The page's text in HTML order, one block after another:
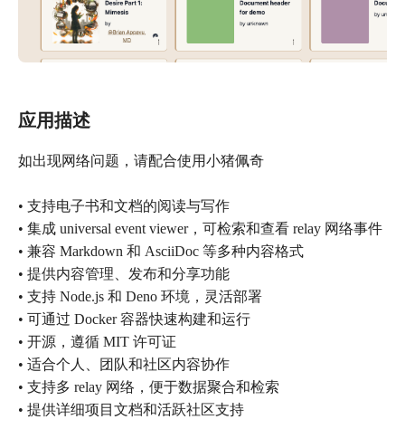
应用描述
如出现网络问题，请配合使用小猪佩奇
• 支持电子书和文档的阅读与写作
• 集成 universal event viewer，可检索和查看 relay 网络事件
• 兼容 Markdown 和 AsciiDoc 等多种内容格式
• 提供内容管理、发布和分享功能
• 支持 Node.js 和 Deno 环境，灵活部署
• 可通过 Docker 容器快速构建和运行
• 开源，遵循 MIT 许可证
• 适合个人、团队和社区内容协作
• 支持多 relay 网络，便于数据聚合和检索
• 提供详细项目文档和活跃社区支持